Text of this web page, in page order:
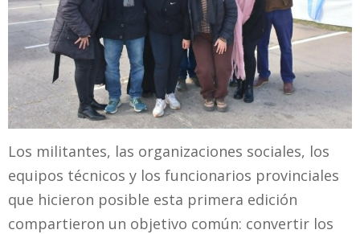
Los militantes, las organizaciones sociales, los
equipos técnicos y los funcionarios provinciales
que hicieron posible esta primera edición
compartieron un objetivo común: convertir los